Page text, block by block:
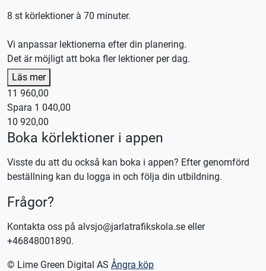
8 st körlektioner à 70 minuter.
Vi anpassar lektionerna efter din planering.
Det är möjligt att boka fler lektioner per dag.
Denna körlektion utförs med en manuellt växlad bil,
körkortstillstånd krävs.
Kontakta oss för bokning eller logga in på appen TABS Elev
alternativt tctabs.se.
Vid önskemål om betalning via faktura, vänligen kontakta
trafikskolan så hjälper vi er.
Läs mer
11 960,00
Spara 1 040,00
10 920,00
Boka körlektioner i appen
Visste du att du också kan boka i appen? Efter genomförd
beställning kan du logga in och följa din utbildning.
Frågor?
Kontakta oss på alvsjo@jarlatrafikskola.se eller
+46848001890.
© Lime Green Digital AS Ångra köp